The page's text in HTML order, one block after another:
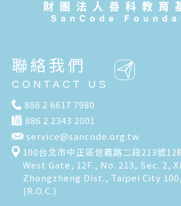
聯絡我們
CONTACT US
886 2 6617 7980
886 2 2343 2001
service@sancode.org.tw
100台北市中正區信義路二段213號12
West Gate, 12F., No. 213, Sec. 2,
Zhongzheng Dist., Taipei City
(R.O.C.)